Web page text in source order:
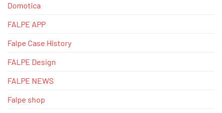
Domotica
FALPE APP
Falpe Case History
FALPE Design
FALPE NEWS
Falpe shop